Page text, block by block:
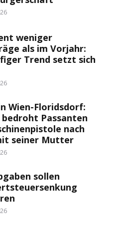
weniger
als im Vorjahr:
Trend setzt sich
Wien-Floridsdorf:
bedroht Passanten
nach
seiner Mutter
sollen